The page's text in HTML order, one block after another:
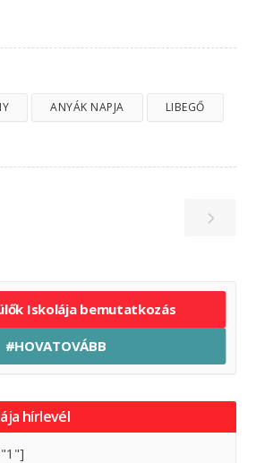
ANYÁK NAPJA LIBEGŐ
Iskolája bemutatkozás
#HOVATOVÁBB
hírlevél